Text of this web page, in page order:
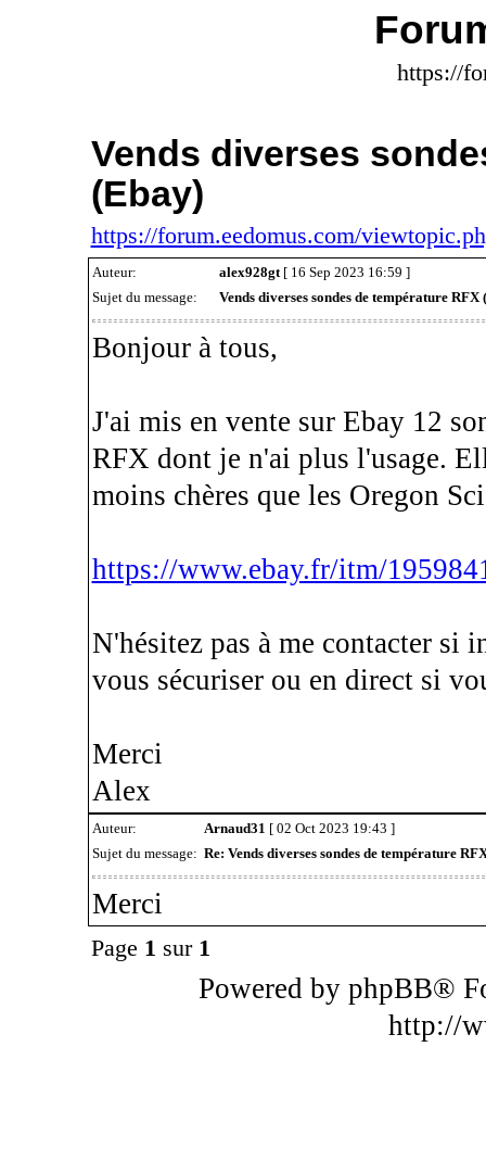
https://
Vends diverses
(Ebay)
https://forum.eedomus.com/
Auteur: alex928gt[ 16 Sep 2023 16:59 ]
Sujet du message:
Vends diverses sondes de température RFX
Bonjour à tous,
J'ai mis en vente sur Ebay 12
RFX dont je n'ai plus l'usage.
moins chères que les Oregon
https://www.ebay.fr/itm/
N'hésitez pas à me contacter si
vous sécuriser ou en direct si
Merci
Alex
Auteur: Arnaud31 [ 02 Oct 2023 19:43 ]
Sujet du message: Re: Vends diverses sondes de température
Merci
Page 1 sur 1
Powered by phpBB®
http://